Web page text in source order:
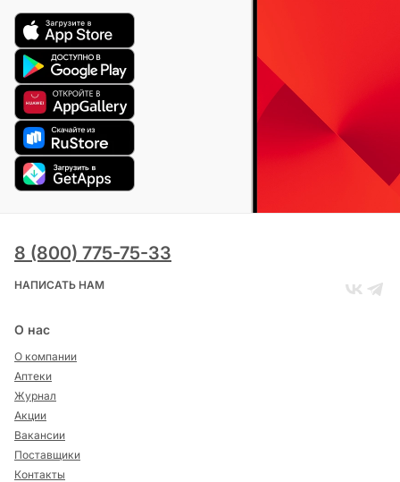
8 (800) 775-75-33
НАПИСАТЬ НАМ
О нас
О компании
Аптеки
Журнал
Акции
Вакансии
Поставщики
Контакты